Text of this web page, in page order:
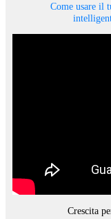
Come usare il
Crescita